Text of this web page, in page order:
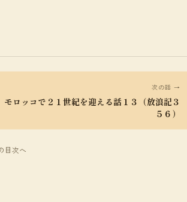
次の話 →
モロッコで２１世紀を迎える話１３（放浪記３
５６）
目次へ